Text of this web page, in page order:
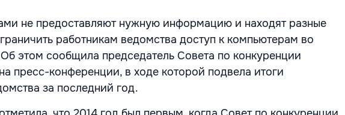
не предоставляют нужную информацию и находят разные
работникам ведомства доступ к компьютерам во
этом сообщила председатель Совета по конкуренции
пресс-конференции, в ходе которой подвела итоги
за последний год.